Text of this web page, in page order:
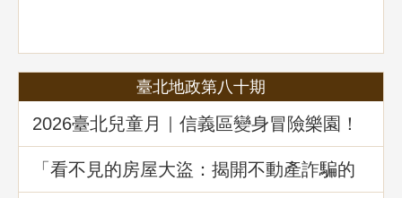
臺北地政第八十期
2026臺北兒童月｜信義區變身冒險樂園！
地政局邀你解鎖《Once in Taipei》拿好禮
「看不見的房屋大盜：揭開不動產詐騙的
五大陰謀」地政講堂回顧